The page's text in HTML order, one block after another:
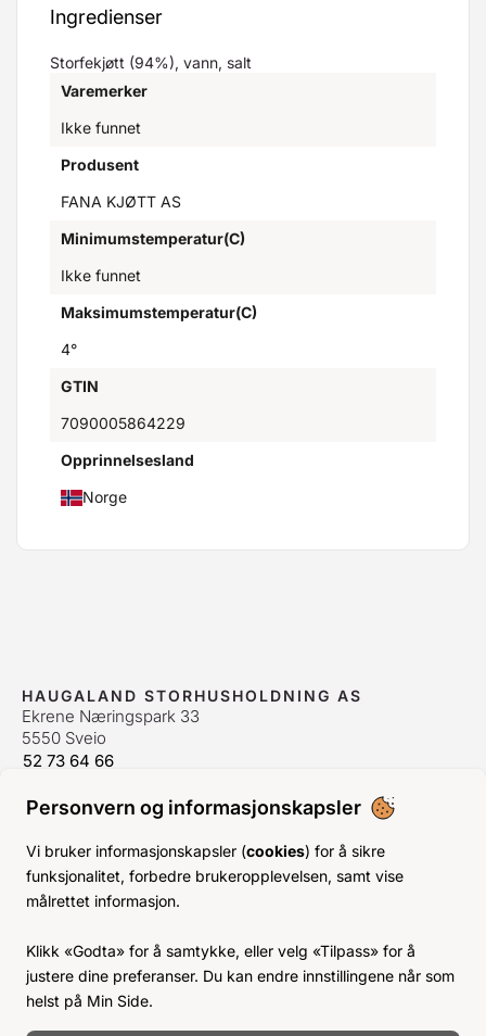
Personvern og informasjonskapsler
Vi bruker informasjonskapsler (cookies) for å sikre
funksjonalitet, forbedre brukeropplevelsen, samt vise
målrettet informasjon.
Klikk «Godta» for å samtykke, eller velg «Tilpass» for å
justere dine preferanser. Du kan endre innstillingene når som
helst på Min Side.
Ingredienser
Storfekjøtt (94%), vann, salt
Varemerker
Ikke funnet
Produsent
FANA KJØTT AS
Minimumstemperatur(C)
Ikke funnet
Maksimumstemperatur(C)
4°
GTIN
7090005864229
Opprinnelsesland
Norge
HAUGALAND STORHUSHOLDNING AS
Ekrene Næringspark 33
5550 Sveio
52 73 64 66
ÅPNINGSTIDER
Man-Fre:07–15
Lør-Søn: Stengt
Helligdager: Stengt
KJØPSVILKÅR
BLI KUNDE